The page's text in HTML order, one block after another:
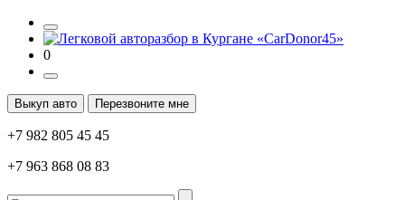
0
Выкуп авто Перезвоните мне
+7 982 805 45 45
+7 963 868 08 83